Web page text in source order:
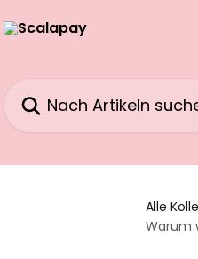
Alle
Warum